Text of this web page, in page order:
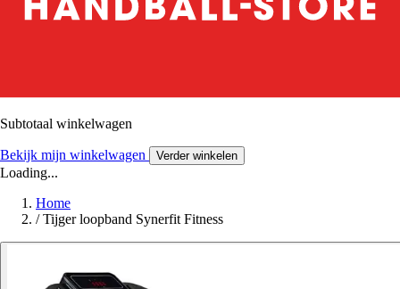
Subtotaal winkelwagen
Bekijk mijn winkelwagen Verder winkelen
Loading...
Home
/ Tijger loopband Synerfit Fitness